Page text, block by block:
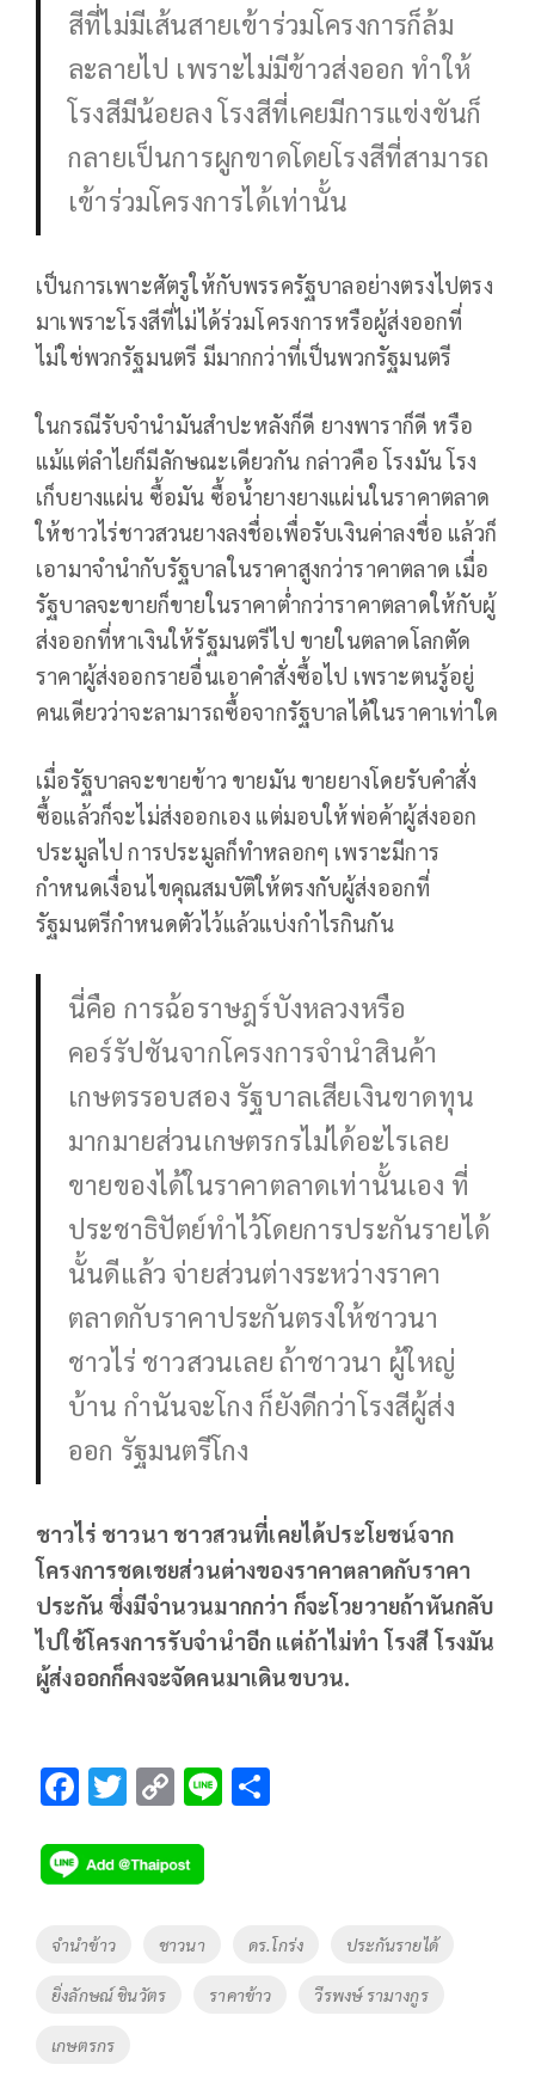
สีที่ไม่มีเส้นสายเข้าร่วมโครงการก็ล้ม
ละลายไป เพราะไม่มีข้าวส่งออก ทำให้
โรงสีมีน้อยลง โรงสีที่เคยมีการแข่งขันก็
กลายเป็นการผูกขาดโดยโรงสีที่สามารถ
เข้าร่วมโครงการได้เท่านั้น
เป็นการเพาะศัตรูให้กับพรรครัฐบาลอย่างตรงไปตรง
มาเพราะโรงสีที่ไม่ได้ร่วมโครงการหรือผู้ส่งออกที่
ไม่ใช่พวกรัฐมนตรี มีมากกว่าที่เป็นพวกรัฐมนตรี
ในกรณีรับจำนำมันสำปะหลังก็ดี ยางพาราก็ดี หรือ
แม้แต่ลำไยก็มีลักษณะเดียวกัน กล่าวคือ โรงมัน โรง
เก็บยางแผ่น ซื้อมัน ซื้อน้ำยางยางแผ่นในราคาตลาด
ให้ชาวไร่ชาวสวนยางลงชื่อเพื่อรับเงินค่าลงชื่อ แล้วก็
เอามาจำนำกับรัฐบาลในราคาสูงกว่าราคาตลาด เมื่อ
รัฐบาลจะขายก็ขายในราคาต่ำกว่าราคาตลาดให้กับผู้
ส่งออกที่หาเงินให้รัฐมนตรีไป ขายในตลาดโลกตัด
ราคาผู้ส่งออกรายอื่นเอาคำสั่งซื้อไป เพราะตนรู้อยู่
คนเดียวว่าจะลามารถซื้อจากรัฐบาลได้ในราคาเท่าใด
เมื่อรัฐบาลจะขายข้าว ขายมัน ขายยางโดยรับคำสั่ง
ซื้อแล้วก็จะไม่ส่งออกเอง แต่มอบให้พ่อค้าผู้ส่งออก
ประมูลไป การประมูลก็ทำหลอกๆ เพราะมีการ
กำหนดเงื่อนไขคุณสมบัติให้ตรงกับผู้ส่งออกที่
รัฐมนตรีกำหนดตัวไว้แล้วแบ่งกำไรกินกัน
นี่คือ การฉ้อราษฎร์บังหลวงหรือ
คอร์รัปชันจากโครงการจำนำสินค้า
เกษตรรอบสอง รัฐบาลเสียเงินขาดทุน
มากมายส่วนเกษตรกรไม่ได้อะไรเลย
ขายของได้ในราคาตลาดเท่านั้นเอง ที่
ประชาธิปัตย์ทำไว้โดยการประกันรายได้
นั้นดีแล้ว จ่ายส่วนต่างระหว่างราคา
ตลาดกับราคาประกันตรงให้ชาวนา
ชาวไร่ ชาวสวนเลย ถ้าชาวนา ผู้ใหญ่
บ้าน กำนันจะโกง ก็ยังดีกว่าโรงสีผู้ส่ง
ออก รัฐมนตรีโกง
ชาวไร่ ชาวนา ชาวสวนที่เคยได้ประโยชน์จาก
โครงการชดเชยส่วนต่างของราคาตลาดกับราคา
ประกัน ซึ่งมีจำนวนมากกว่า ก็จะโวยวายถ้าหันกลับ
ไปใช้โครงการรับจำนำอีก แต่ถ้าไม่ทำ โรงสี โรงมัน
ผู้ส่งออกก็คงจะจัดคนมาเดินขบวน.
F
e
b
o
o
k
T
tt
er
C
p
y
Li
Li
Tags
จำนำข้าว ชาวนา ดร.โกร่ง ประกันรายได้
ยิ่งลักษณ์ ชินวัตร ราคาข้าว วีรพงษ์ รามางกูร
เกษตรกร